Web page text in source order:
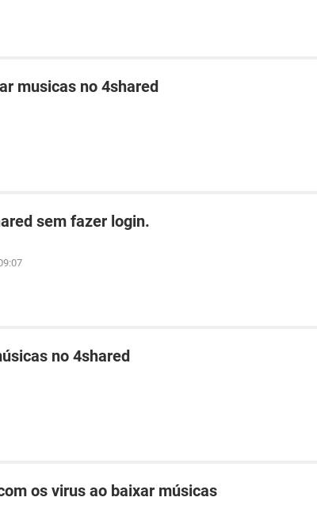
musicas no 4shared
sem fazer login.
no 4shared
os virus ao baixar músicas